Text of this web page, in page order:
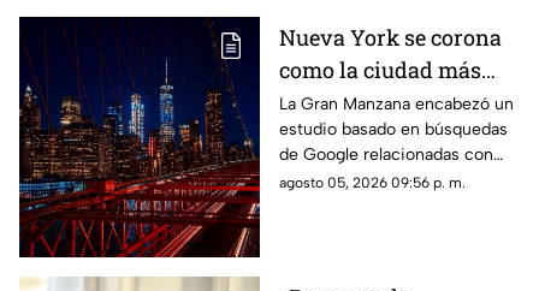
Nueva York se corona
como la ciudad más
romántica de Estados
Unidos
La Gran Manzana encabezó un
estudio basado en búsquedas
de Google relacionadas con
citas, restaurantes, propuestas
agosto 05, 2026 09:56 p. m.